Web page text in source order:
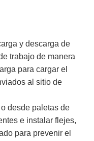
y descarga de
trabajo de manera
para cargar el
al sitio de
desde paletas de
e instalar flejes,
para prevenir el